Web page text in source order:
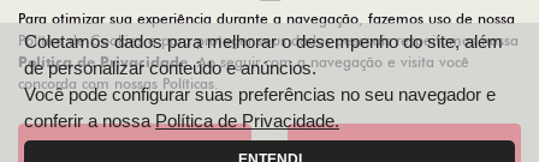
IGUAUTO VEICULOS E PEÇAS LTDA
10.498.152/0001-10
Para otimizar sua experiência durante a navegação, fazemos uso de nossa
Política de Cookies e para proteger seus dados pessoais respeitamos nossa
Política de Privacidade. Ao seguir com a navegação e visita você
concorda com nossas Políticas.
Coletamos dados para melhorar o desempenho do site, além
de personalizar conteúdo e anúncios.
Você pode configurar suas preferências no seu navegador e
conferir a nossaPolítica de Privacidade.